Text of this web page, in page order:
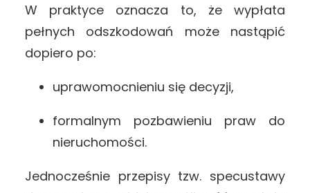
W praktyce oznacza to, że wypłata
pełnych odszkodowań może nastąpić
dopiero po:
uprawomocnieniu się decyzji,
formalnym pozbawieniu praw do
nieruchomości.
Jednocześnie przepisy tzw. specustawy